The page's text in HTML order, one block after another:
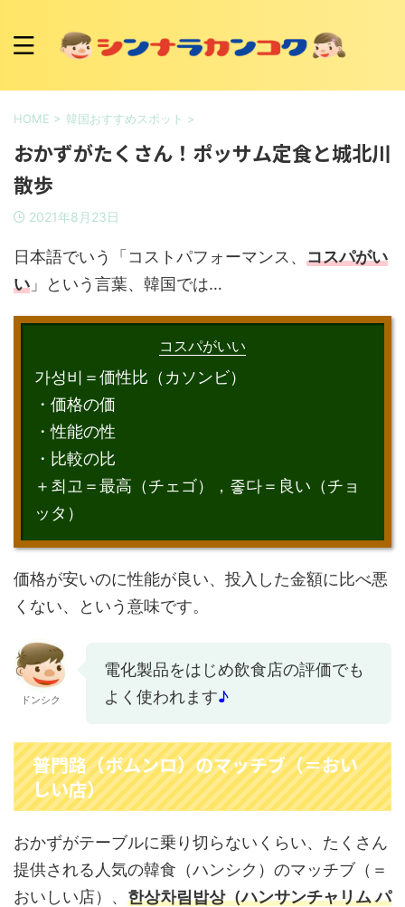
HOME > 韓国おすすめスポット >
おかずがたくさん！ポッサム定食と城北川
散歩
2021年8月23日
日本語でいう「コストパフォーマンス、 コスパがい
い 」という言葉、韓国では…
コスパがいい
가성비＝価性比（カソンビ）
・価格の価
・性能の性
・比較の比
＋최고＝最高（チェゴ），좋다＝良い（チョ
ッタ）
価格が安いのに性能が良い、投入した金額に比べ悪
くない、という意味です。
ドンシク
電化製品をはじめ飲食店の評価でも
よく使われます♪
普門路（ボムンロ）のマッチブ（＝おい
しい店）
おかずがテーブルに乗り切らないくらい、たくさん
提供される人気の韓食（ハンシク）のマッチブ（＝
おいしい店）、 한상차림밥상（ハンサンチャリム パ